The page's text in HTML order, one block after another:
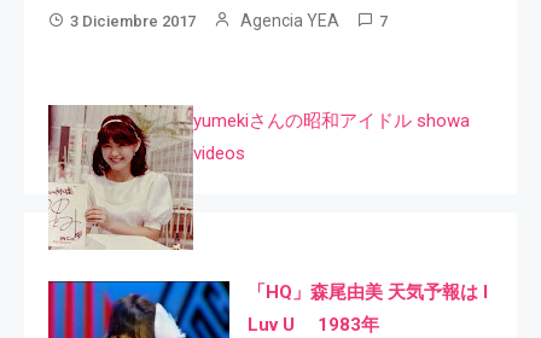
3 Diciembre 2017 Agencia YEA 7
yumekiさんの昭和アイドル showa
videos
「HQ」森尾由美 天気予報は I
Luv U 1983年